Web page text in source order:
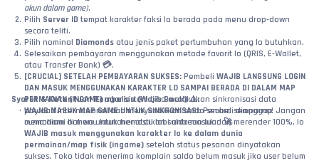
akun dalam game).
Pilih Server ID tempat karakter faksi lo berada pada menu drop-down
secara teliti.
Pilih nominal Diamonds atau jenis paket pertumbuhan yang lo butuhkan.
Selesaikan pembayaran menggunakan metode favorit lo (QRIS, E-Wallet,
atau Transfer Bank) 💳.
[CRUCIAL] SETELAH PEMBAYARAN SUKSES: Pembeli WAJIB LANGSUNG LOGIN
DAN MASUK MENGGUNAKAN KARAKTER LO SAMPAI BERADA DI DALAM MAP
PERMAINAN (INGAME) agar sistem bisa melakukan sinkronisasi data
payload internasional dan menyuntikkan saldo secara sempurna! Jangan
cuma diam di menu launcher atau lobi antrean luar! 🚀
Syarat & Ketentuan Pembelian (Wajib Baca!) ⚠️:
WAJIB MASUK MAP GAME UNTUK SINKRONISASI: Pembeli dianggap
WAJIB masuk menggunakan karakter lo ke dalam dunia
permainan/map fisik (ingame) setelah status pesanan dinyatakan
sukses. Toko tidak menerima komplain saldo belum masuk jika user belum